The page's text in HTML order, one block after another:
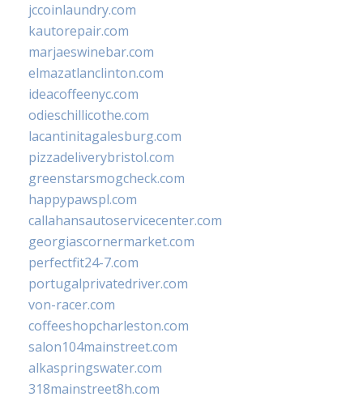
jccoinlaundry.com
kautorepair.com
marjaeswinebar.com
elmazatlanclinton.com
ideacoffeenyc.com
odieschillicothe.com
lacantinitagalesburg.com
pizzadeliverybristol.com
greenstarsmogcheck.com
happypawspl.com
callahansautoservicecenter.com
georgiascornermarket.com
perfectfit24-7.com
portugalprivatedriver.com
von-racer.com
coffeeshopcharleston.com
salon104mainstreet.com
alkaspringswater.com
318mainstreet8h.com